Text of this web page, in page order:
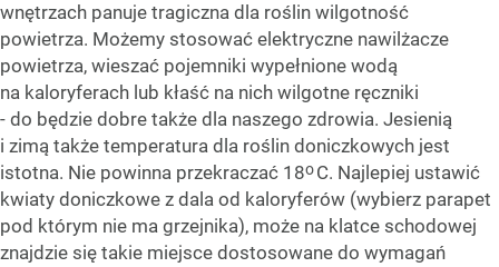
wnętrzach panuje tragiczna dla roślin wilgotność
powietrza. Możemy stosować elektryczne nawilżacze
powietrza, wieszać pojemniki wypełnione wodą
na kaloryferach lub kłaść na nich wilgotne ręczniki
- do będzie dobre także dla naszego zdrowia. Jesienią
i zimą także temperatura dla roślin doniczkowych jest
istotna. Nie powinna przekraczać 18oC. Najlepiej ustawić
kwiaty doniczkowe z dala od kaloryferów (wybierz parapet
pod którym nie ma grzejnika), może na klatce schodowej
znajdzie się takie miejsce dostosowane do wymagań